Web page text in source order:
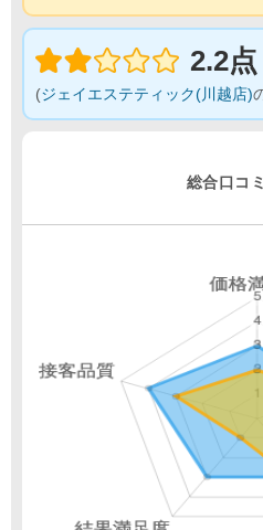
2.2点
(ジェイエステティック(川越店)
総合口コミ